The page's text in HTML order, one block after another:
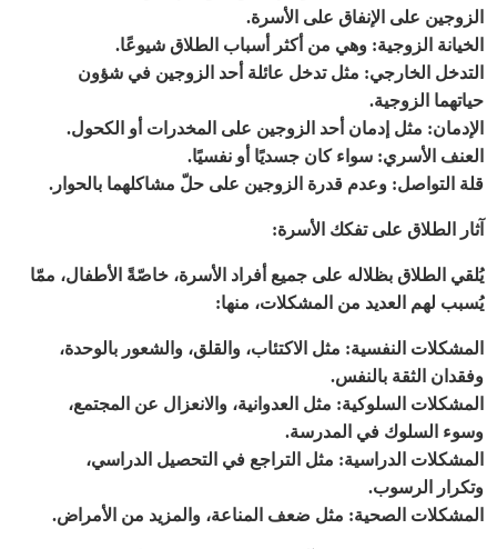
الزوجين على الإنفاق على الأسرة.
الخيانة الزوجية: وهي من أكثر أسباب الطلاق شيوعًا.
التدخل الخارجي: مثل تدخل عائلة أحد الزوجين في شؤون
حياتهما الزوجية.
الإدمان: مثل إدمان أحد الزوجين على المخدرات أو الكحول.
العنف الأسري: سواء كان جسديًا أو نفسيًا.
قلة التواصل: وعدم قدرة الزوجين على حلّ مشاكلهما بالحوار .
آثار الطلاق على تفكك الأسرة:
يُلقي الطلاق بظلاله على جميع أفراد الأسرة، خاصّةً الأطفال، ممّا
يُسبب لهم العديد من المشكلات، منها:
المشكلات النفسية: مثل الاكتئاب، والقلق، والشعور بالوحدة،
وفقدان الثقة بالنفس.
المشكلات السلوكية: مثل العدوانية، والانعزال عن المجتمع،
وسوء السلوك في المدرسة.
المشكلات الدراسية: مثل التراجع في التحصيل الدراسي،
وتكرار الرسوب.
المشكلات الصحية: مثل ضعف المناعة، والمزيد من الأمراض.